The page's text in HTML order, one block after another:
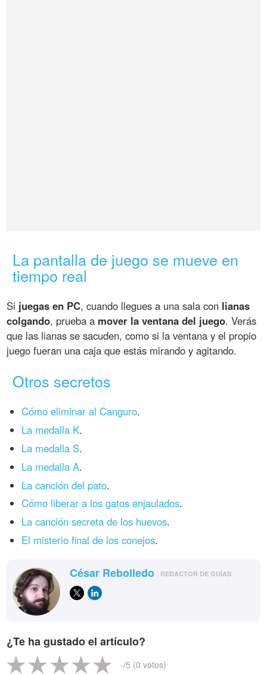
La pantalla de juego se mueve en
tiempo real
Si juegas en PC, cuando llegues a una sala con lianas
colgando, prueba a mover la ventana del juego. Verás
que las lianas se sacuden, como si la ventana y el propio
juego fueran una caja que estás mirando y agitando.
Otros secretos
Cómo eliminar al Canguro.
La medalla K.
La medalla S.
La medalla A.
La canción del pato.
Cómo liberar a los gatos enjaulados.
La canción secreta de los huevos.
El misterio final de los conejos.
César Rebolledo REDACTOR DE GUÍAS
¿Te ha gustado el artículo?
-/5 (0 votos)